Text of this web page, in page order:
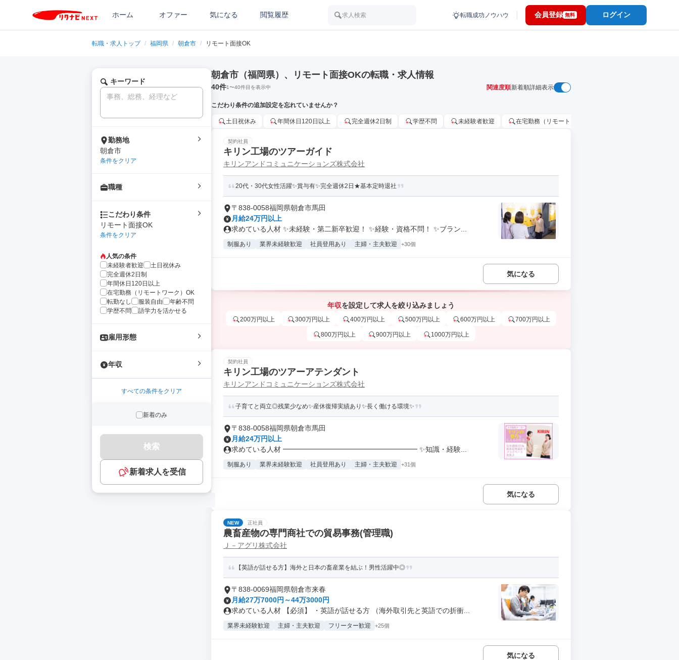
ホーム オファー 気になる 閲覧履歴 求人検索 転職成功ノウハウ 会員登録 無料 ログイン
転職・求人トップ / 福岡県 / 朝倉市 / リモート面接OK
キーワード
勤務地
朝倉市
条件をクリア
職種
こだわり条件
リモート面接OK
条件をクリア
人気の条件
未経験者歓迎
土日祝休み
完全週休2日制
年間休日120日以上
在宅勤務（リモートワーク）OK
転勤なし
服装自由
年齢不問
学歴不問
語学力を活かせる
雇用形態
年収
すべての条件をクリア
新着のみ
検索
新着求人を受信
朝倉市（福岡県）、リモート面接OKの転職・求人情報
40件1〜40件目を表示中 関連度順新着順詳細表示
こだわり条件の追加設定を忘れていませんか？
土日祝休み 年間休日120日以上 完全週休2日制 学歴不問 未経験者歓迎 在宅勤務（リモートワーク）OK
契約社員
キリン工場のツアーガイド
キリンアンドコミュニケーションズ株式会社
20代・30代女性活躍✨賞与有✨完全週休2日★基本定時退社
〒838-0058福岡県朝倉市馬田
月給24万円以上
求めている人材 ✨未経験・第二新卒歓迎！ ✨経験・資格不問！ ✨ブラン...
制服あり 業界未経験歓迎 社員登用あり 主婦・主夫歓迎 +30個
気になる
年収を設定して求人を絞り込みましょう
200万円以上 300万円以上 400万円以上 500万円以上 600万円以上 700万円以上
800万円以上 900万円以上 1000万円以上
契約社員
キリン工場のツアーアテンダント
キリンアンドコミュニケーションズ株式会社
子育てと両立◎残業少なめ✨産休復帰実績あり✨長く働ける環境✨
〒838-0058福岡県朝倉市馬田
月給24万円以上
求めている人材 ━━━━━━━━━━━━━━━━━━━ ✨知識・経験...
制服あり 業界未経験歓迎 社員登用あり 主婦・主夫歓迎 +31個
気になる
NEW 正社員
農畜産物の専門商社での貿易事務(管理職)
Ｊ－アグリ株式会社
【英語が話せる方】海外と日本の畜産業を結ぶ！男性活躍中◎
〒838-0069福岡県朝倉市来春
月給27万7000円～44万3000円
求めている人材 【必須】 ・英語が話せる方 （海外取引先と英語での折衝...
業界未経験歓迎 主婦・主夫歓迎 フリーター歓迎 +25個
気になる